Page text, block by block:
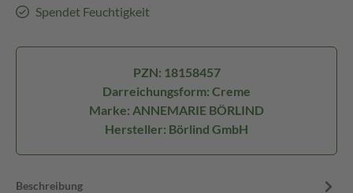
Spendet Feuchtigkeit
PZN: 18158457
Darreichungsform: Creme
Marke: ANNEMARIE BÖRLIND
Hersteller: Börlind GmbH
Beschreibung